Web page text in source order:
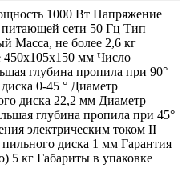
1000 Вт Напряжение
сети 50 Гц Тип
Масса, не более 2,6 кг
450x105x150 мм Число
глубина пропила при 90°
0-45 ° Диаметр
диска 22,2 мм Диаметр
глубина пропила при 45°
электрическим током II
диска 1 мм Гарантия
5 кг Габариты в упаковке